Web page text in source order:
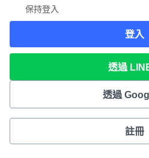
保持登入
登入
透過
透過
註冊